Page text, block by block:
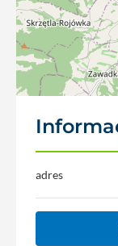
adres